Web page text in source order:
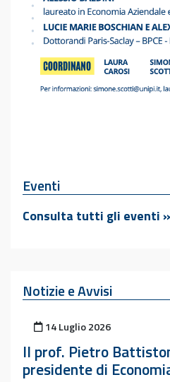
Eventi
Consulta tutti gli eventi »
Notizie e Avvisi
Pubblicato il
14 Luglio 2026
Il prof. Pietro
presidente di